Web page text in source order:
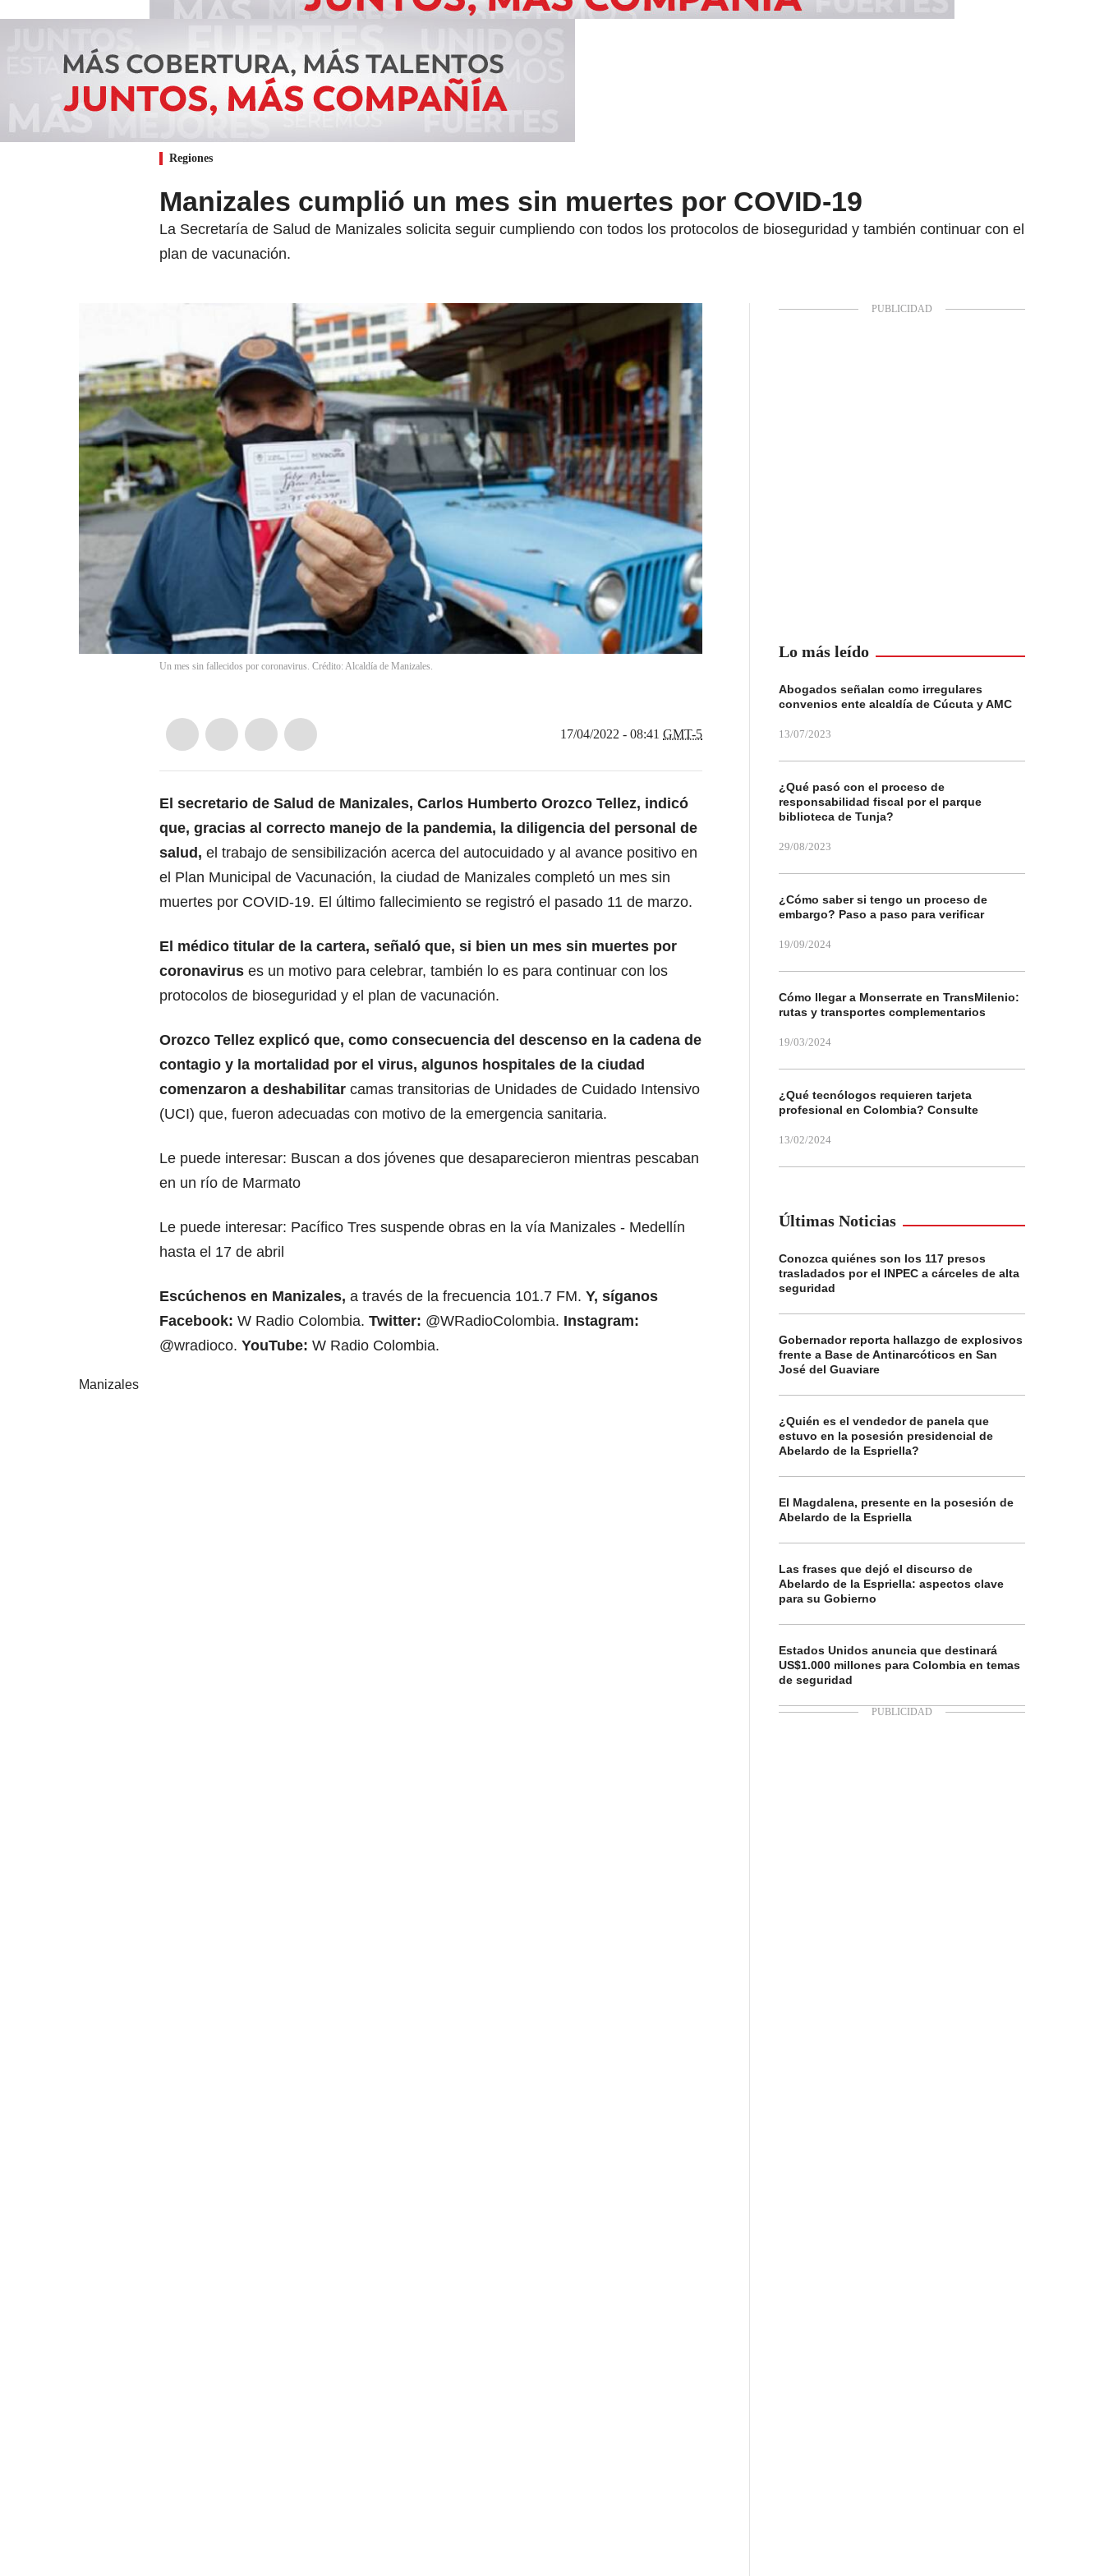
Regiones
Manizales cumplió un mes sin muertes por COVID-19
La Secretaría de Salud de Manizales solicita seguir cumpliendo con todos los protocolos de bioseguridad y también continuar con el
plan de vacunación.
Un mes sin fallecidos por coronavirus. Crédito: Alcaldía de Manizales.
17/04/2022 - 08:41 GMT-5
El secretario de Salud de Manizales, Carlos Humberto Orozco Tellez, indicó
que, gracias al correcto manejo de la pandemia, la diligencia del personal de
salud, el trabajo de sensibilización acerca del autocuidado y al avance positivo en
el Plan Municipal de Vacunación, la ciudad de Manizales completó un mes sin
muertes por COVID-19. El último fallecimiento se registró el pasado 11 de marzo.
El médico titular de la cartera, señaló que, si bien un mes sin muertes por
coronavirus es un motivo para celebrar, también lo es para continuar con los
protocolos de bioseguridad y el plan de vacunación.
Orozco Tellez explicó que, como consecuencia del descenso en la cadena de
contagio y la mortalidad por el virus, algunos hospitales de la ciudad
comenzaron a deshabilitar camas transitorias de Unidades de Cuidado Intensivo
(UCI) que, fueron adecuadas con motivo de la emergencia sanitaria.
Le puede interesar: Buscan a dos jóvenes que desaparecieron mientras pescaban
en un río de Marmato
Le puede interesar: Pacífico Tres suspende obras en la vía Manizales - Medellín
hasta el 17 de abril
Escúchenos en Manizales, a través de la frecuencia 101.7 FM. Y, síganos
Facebook: W Radio Colombia. Twitter: @WRadioColombia. Instagram:
@wradioco. YouTube: W Radio Colombia.
Manizales
Lo más leído
Abogados señalan como irregulares
convenios ente alcaldía de Cúcuta y AMC
13/07/2023
¿Qué pasó con el proceso de
responsabilidad fiscal por el parque
biblioteca de Tunja?
29/08/2023
¿Cómo saber si tengo un proceso de
embargo? Paso a paso para verificar
19/09/2024
Cómo llegar a Monserrate en TransMilenio:
rutas y transportes complementarios
19/03/2024
¿Qué tecnólogos requieren tarjeta
profesional en Colombia? Consulte
13/02/2024
Últimas Noticias
Conozca quiénes son los 117 presos
trasladados por el INPEC a cárceles de alta
seguridad
Gobernador reporta hallazgo de explosivos
frente a Base de Antinarcóticos en San
José del Guaviare
¿Quién es el vendedor de panela que
estuvo en la posesión presidencial de
Abelardo de la Espriella?
El Magdalena, presente en la posesión de
Abelardo de la Espriella
Las frases que dejó el discurso de
Abelardo de la Espriella: aspectos clave
para su Gobierno
Estados Unidos anuncia que destinará
US$1.000 millones para Colombia en temas
de seguridad